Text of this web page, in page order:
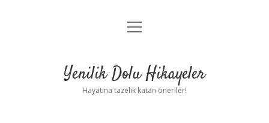
Anasayfa
Yasal Uyarı
menüyü
Yenilik Dolu Hikayeler
Hayatına tazelik katan öneriler!